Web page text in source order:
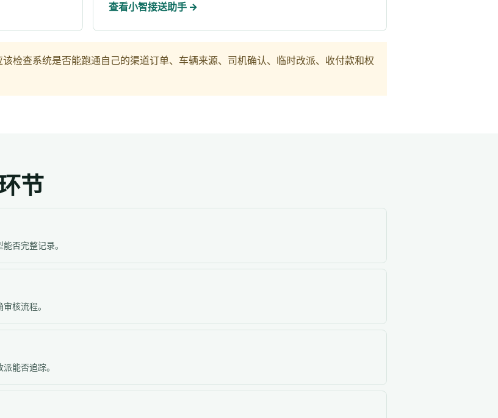
查看小智接送助手 →
该检查系统是否能跑通自己的渠道订单、车辆来源、司机确认、临时改派、收付款和权
节
否完整记录。
核流程。
能否追踪。